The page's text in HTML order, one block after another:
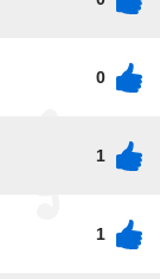
0
1
1